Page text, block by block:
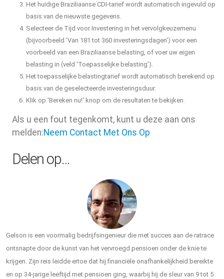
Het huidige Braziliaanse CDI-tarief wordt automatisch ingevuld op
basis van de nieuwste gegevens.
Selecteer de Tijd voor Investering in het vervolgkeuzemenu
(bijvoorbeeld 'Van 181 tot 360 investeringsdagen') voor een
voorbeeld van een Braziliaanse belasting, of voer uw eigen
belasting in (veld 'Toepasselijke belasting').
Het toepasselijke belastingtarief wordt automatisch berekend op
basis van de geselecteerde investeringsduur.
Klik op 'Bereken nu!' knop om de resultaten te bekijken.
Als u een fout tegenkomt, kunt u deze aan ons
melden:Neem Contact Met Ons Op
Delen op…
Gelson is een voormalig bedrijfsingenieur die met succes aan de ratrace
ontsnapte door de kunst van het vervroegd pensioen onder de knie te
krijgen. Zijn reis leidde ertoe dat hij financiële onafhankelijkheid bereikte
en op 34-jarige leeftijd met pensioen ging, waarbij hij de sleur van 9 tot 5